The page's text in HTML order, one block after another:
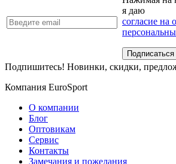
я даю
согласие на
Подпишитесь! Новинки, скидки,
Компания EuroSport
О компании
Блог
Оптовикам
Сервис
Контакты
Замечания и пожелания